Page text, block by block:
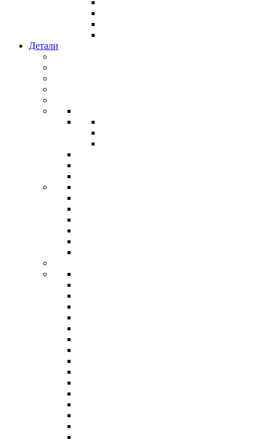
Детали